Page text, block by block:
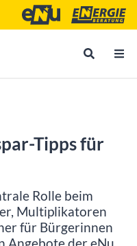
Energie- und
­Tipps für
Rolle beim
Multiplikatoren
für Bürgerinnen